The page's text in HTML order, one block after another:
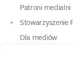
Patroni medialni
Stowarzyszenie
Dla mediów
Dla osób o